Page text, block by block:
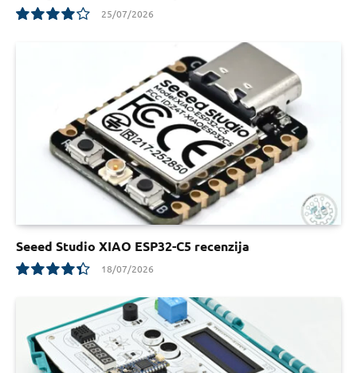
25/07/2026
Seeed Studio XIAO ESP32-C5 recenzija
18/07/2026